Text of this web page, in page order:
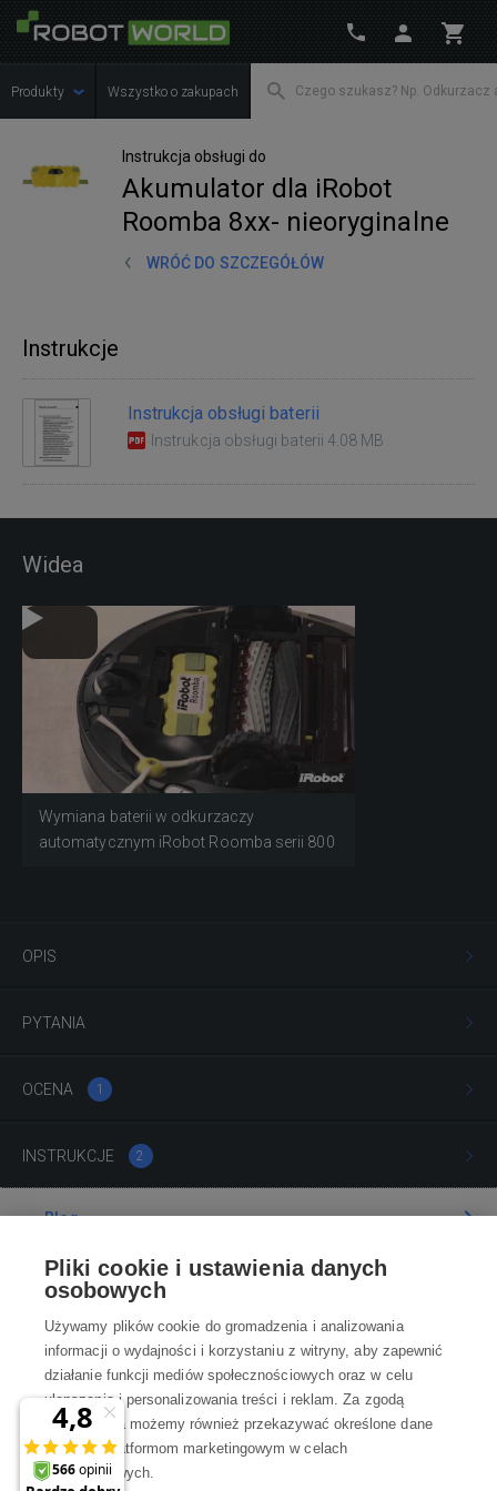
Produkty Wszystko o zakupach
Instrukcja obsługi do
Akumulator dla iRobot
Roomba 8xx- nieoryginalne
WRÓĆ DO SZCZEGÓŁÓW
OPIS
PYTANIA
OCENA 1
INSTRUKCJE 2
Instrukcje
Instrukcja obsługi baterii
Instrukcja obsługi baterii 4.08 MB
Widea
Wymiana baterii w odkurzaczy
automatycznym iRobot Roomba serii 800
Blog
Poradnia
Wszystko o zakupach
Kontakt
Skontaktuj się z Nami
Pliki cookie i ustawienia danych
osobowych
Używamy plików cookie do gromadzenia i analizowania
informacji o wydajności i korzystaniu z witryny, aby zapewnić
działanie funkcji mediów społecznościowych oraz w celu
ulepszania i personalizowania treści i reklam. Za zgodą
użytkownika możemy również przekazywać określone dane
osobowe platformom marketingowym w celach
marketingowych.